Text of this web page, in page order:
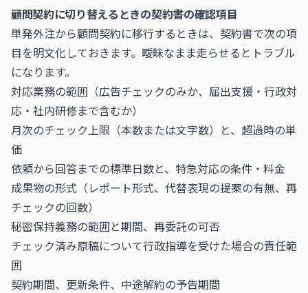
顧問契約に切り替えるときの契約書の確認項目
単発外注から顧問契約に移行するときは、契約書で次の項
目を明文化しておきます。曖昧なまま走らせるとトラブル
になります。
対応業務の範囲（広告チェックのみか、届出支援・行政対
応・社内研修まで含むか）
月次のチェック上限（本数または文字数）と、超過時の単
価
依頼から回答までの標準日数と、特急対応の条件・料金
成果物の形式（レポート形式、代替表現の提案の有無、再
チェックの回数）
秘密保持義務の範囲と期間、再委託の可否
チェック済み原稿について行政指導を受けた場合の責任範
囲
契約期間、更新条件、中途解約の予告期間